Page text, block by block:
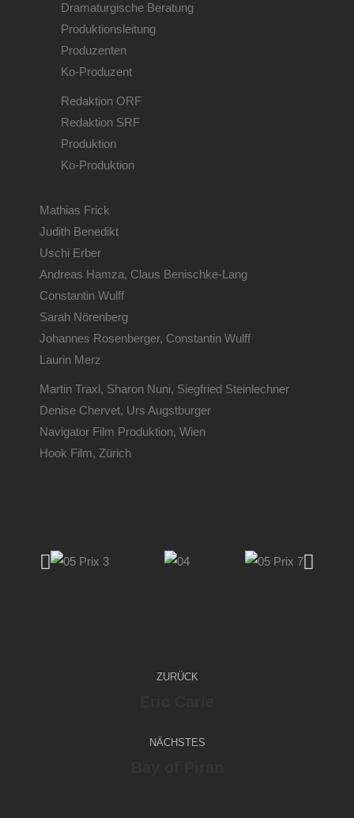
Dramaturgische Beratung
Produktionsleitung
Produzenten
Ko-Produzent
Redaktion ORF
Redaktion SRF
Produktion
Ko-Produktion
Mathias Frick
Judith Benedikt
Uschi Erber
Andreas Hamza, Claus Benischke-Lang
Constantin Wulff
Sarah Nörenberg
Johannes Rosenberger, Constantin Wulff
Laurin Merz
Martin Traxl, Sharon Nuni, Siegfried Steinlechner
Denise Chervet, Urs Augstburger
Navigator Film Produktion, Wien
Hook Film, Zürich
ZURÜCK
NÄCHSTES